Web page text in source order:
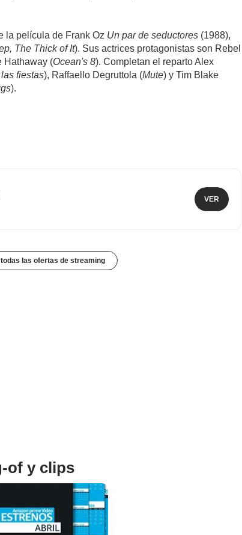
la película de Frank Oz Un par de seductores (1988),
The Thick of It). Sus actrices protagonistas son Rebel
Hathaway (Ocean's 8). Completan el reparto Alex
fiestas), Raffaello Degruttola (Mute) y Tim Blake
).
VER
todas las ofertas de streaming
of y clips